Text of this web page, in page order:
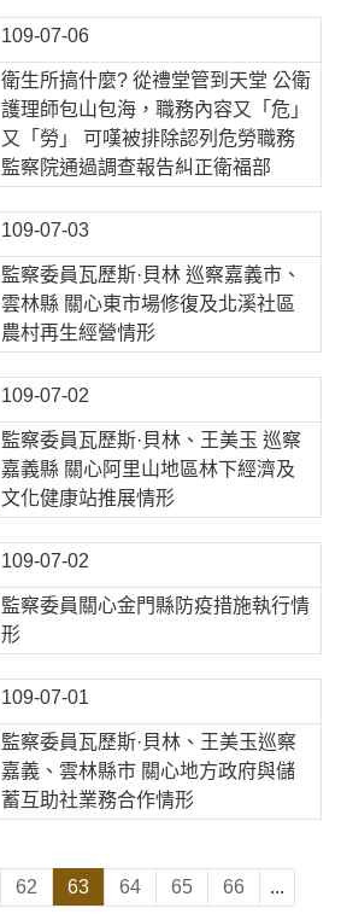
109-07-06
衛生所搞什麼? 從禮堂管到天堂 公衛
護理師包山包海，職務內容又「危」
又「勞」 可嘆被排除認列危勞職務
監察院通過調查報告糾正衛福部
109-07-03
監察委員瓦歷斯·貝林 巡察嘉義市、
雲林縣 關心東市場修復及北溪社區
農村再生經營情形
109-07-02
監察委員瓦歷斯·貝林、王美玉 巡察
嘉義縣 關心阿里山地區林下經濟及
文化健康站推展情形
109-07-02
監察委員關心金門縣防疫措施執行情
形
109-07-01
監察委員瓦歷斯·貝林、王美玉巡察
嘉義、雲林縣市 關心地方政府與儲
蓄互助社業務合作情形
62 63 64 65 66
...